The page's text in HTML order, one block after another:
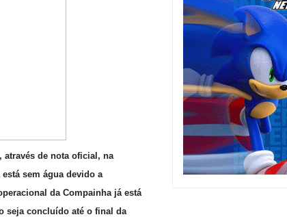
através de nota oficial, na
sem água devido a
da Compainha já está
seja concluído até o final da